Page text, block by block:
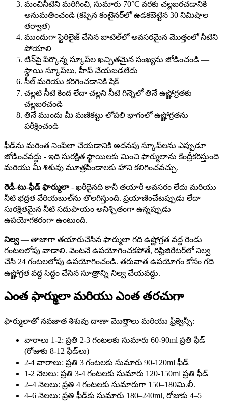
మంచినీటిని మరిగించి, సుమారు 70°C వరకు చల్లబరచడానికి
అనుమతించండి (కప్పిన కంటైనర్‌లో ఉడకబెట్టిన 30 నిమిషాల
తర్వాత)
ముందుగా స్టెరిలైజ్ చేసిన బాటిల్‌లో అవసరమైన మొత్తంలో నీటిని
పోయాలి
టిన్‌పై పేర్కొన్న స్కూప్‌ల ఖచ్చితమైన సంఖ్యను జోడించండి —
స్థాయి స్కూప్‌లు, హీప్ చేయబడలేదు
సీల్ మరియు కరిగించడానికి షేక్
చల్లటి నీటి కింద లేదా చల్లని నీటి గిన్నెలో తినే ఉష్ణోగ్రతకు
చల్లబరచండి
తినే ముందు మీ మణికట్టు లోపలి భాగంలో ఉష్ణోగ్రతను
పరీక్షించండి
ఫీడ్‌ను మరింత నింపేలా చేయడానికి అదనపు స్కూప్‌లను ఎప్పుడూ
జోడించవద్దు - ఇది సురక్షిత స్థాయిలకు మించి ఫార్ములాను కేంద్రీకరిస్తుంది
మరియు మీ శిశువు మూత్రపిండాలకు హాని కలిగించవచ్చు.
రెడీ-టు-ఫీడ్ ఫార్ములా - ఖరీదైనది కానీ తయారీ అవసరం లేదు మరియు
నీటి భద్రత వేరియబుల్‌ను తొలగిస్తుంది. ప్రయాణించేటప్పుడు లేదా
సురక్షితమైన నీటి సదుపాయం అనిశ్చితంగా ఉన్నప్పుడు
ఉపయోగకరంగా ఉంటుంది.
నిల్వ— తాజాగా తయారుచేసిన ఫార్ములా గది ఉష్ణోగ్రత వద్ద రెండు
గంటలలోపు వాడాలి. వెంటనే ఉపయోగించకపోతే, రిఫ్రిజిరేటర్‌లో నిల్వ
చేసి 24 గంటలలోపు ఉపయోగించండి. తరువాత ఉపయోగం కోసం గది
ఉష్ణోగ్రత వద్ద సిద్ధం చేసిన సూత్రాన్ని నిల్వ చేయవద్దు.
ఎంత ఫార్ములా మరియు ఎంత తరచుగా
ఫార్ములాతో నవజాత శిశువు దాణా మొత్తాలు మరియు ఫ్రీక్వెన్సీ:
వారాలు 1-2: ప్రతి 2-3 గంటలకు సుమారు 60-90ml ప్రతి ఫీడ్
(రోజుకు 8-12 ఫీడ్‌లు)
2-4 వారాలు: ప్రతి 3 గంటలకు సుమారు 90-120ml ఫీడ్
1-2 నెలలు: ప్రతి 3-4 గంటలకు సుమారు 120-150ml ప్రతి ఫీడ్
2–4 నెలలు: ప్రతి 4 గంటలకు సుమారుగా 150–180మి.లీ.
4–6 నెలలు: ప్రతి ఫీడ్‌కు సుమారు 180–240ml, రోజుకు 4–5